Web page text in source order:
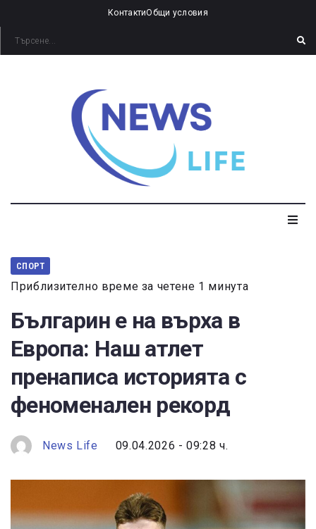
КонтактиОбщи условия
СПОРТ
Приблизително време за четене 1 минута
Българин е на върха в
Европа: Наш атлет
пренаписа историята с
феноменален рекорд
News Life 09.04.2026 - 09:28 ч.